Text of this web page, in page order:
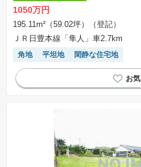
1050万円
195.11m²（59.02坪）（登記）
ＪＲ日豊本線「隼人」車2.7km
角地 平坦地 閑静な住宅地